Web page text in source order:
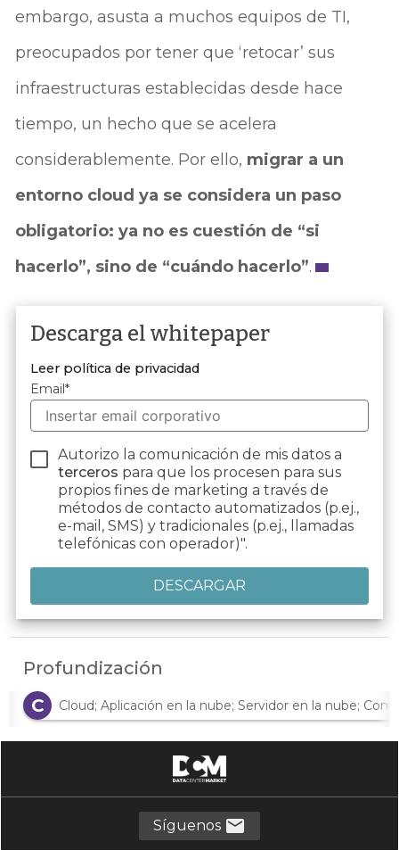
embargo, asusta a muchos equipos de TI,
preocupados por tener que ‘retocar’ sus
infraestructuras establecidas desde hace
tiempo, un hecho que se acelera
considerablemente. Por ello, migrar a un
entorno cloud ya se considera un paso
obligatorio: ya no es cuestión de “si
hacerlo”, sino de “cuándo hacerlo”.
Descarga el whitepaper
Leer política de privacidad
Email*
Autorizo la comunicación de mis datos a
terceros para que los procesen para sus
propios fines de marketing a través de
métodos de contacto automatizados (p.ej.,
e-mail, SMS) y tradicionales (p.ej., llamadas
telefónicas con operador)".
Profundización
C
Cloud; Aplicación en la nube; Servidor en la nube;
Síguenos